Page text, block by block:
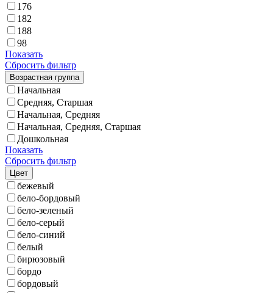
176
182
188
98
Показать
Сбросить фильтр
Возрастная группа
Начальная
Средняя, Старшая
Начальная, Средняя
Начальная, Средняя, Старшая
Дошкольная
Показать
Сбросить фильтр
Цвет
бежевый
бело-бордовый
бело-зеленый
бело-серый
бело-синий
белый
бирюзовый
бордо
бордовый